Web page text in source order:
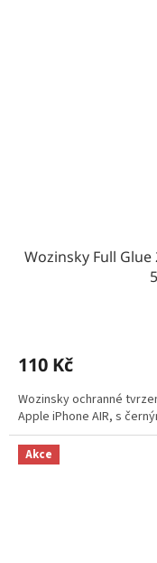
Wozinsky Full
110 Kč
Wozinsky ochranné
Apple iPhone AIR, s
Akce